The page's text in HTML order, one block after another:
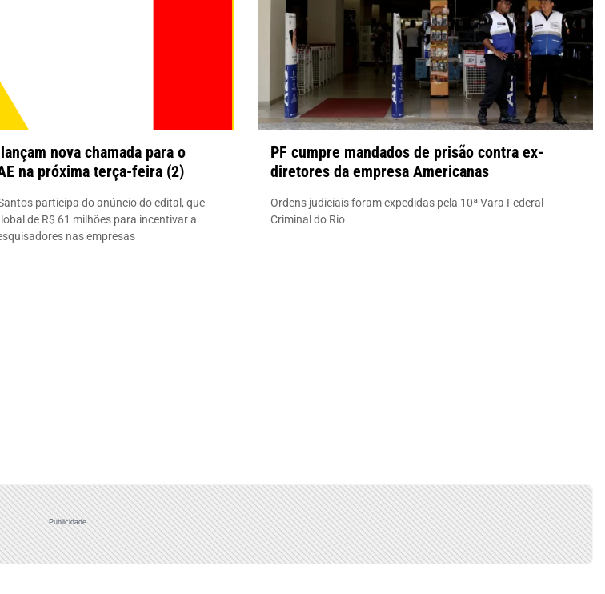
nova chamada para o
na próxima terça-feira (2)
participa do anúncio do edital, que
de R$ 61 milhões para incentivar a
nas empresas
PF cumpre mandados de prisão contra ex-
diretores da empresa Americanas
Ordens judiciais foram expedidas pela 10ª Vara Federal
Criminal do Rio
Publicidade